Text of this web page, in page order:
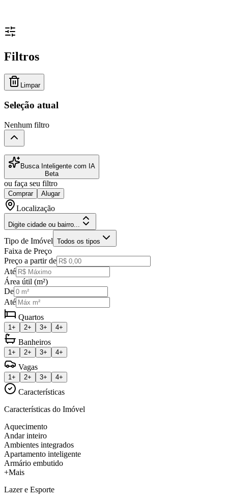
Filtros
Limpar
Seleção atual
Nenhum filtro
Busca Inteligente com IA
Beta
ou faça seu filtro
Comprar Alugar
Localização
Digite cidade ou bairro...
Tipo de Imóvel Todos os tipos
Faixa de Preço
Preço a partir de
Até
Área útil (m²)
De
Até
Quartos
1+ 2+ 3+ 4+
Banheiros
1+ 2+ 3+ 4+
Vagas
1+ 2+ 3+ 4+
Características
Características do Imóvel
Aquecimento
Andar inteiro
Ambientes integrados
Apartamento inteligente
Armário embutido
+Mais
Lazer e Esporte